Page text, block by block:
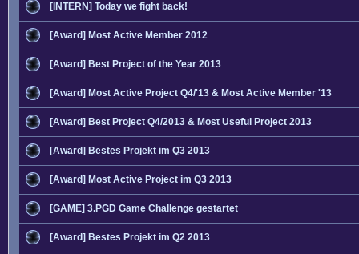
[INTERN] Today we fight back!
[Award] Most Active Member 2012
[Award] Best Project of the Year 2013
[Award] Most Active Project Q4/'13 & Most Active Member '13
[Award] Best Project Q4/2013 & Most Useful Project 2013
[Award] Bestes Projekt im Q3 2013
[Award] Most Active Project im Q3 2013
[GAME] 3.PGD Game Challenge gestartet
[Award] Bestes Projekt im Q2 2013